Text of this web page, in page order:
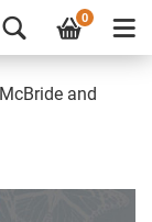
0
and